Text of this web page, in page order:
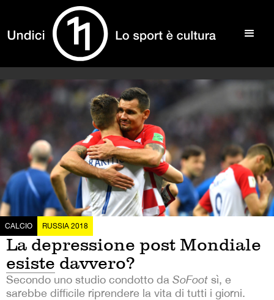
CALCIO RUSSIA 2018
La depressione post Mondiale
esiste davvero?
Secondo uno studio condotto da SoFoot sì, e
sarebbe difficile riprendere la vita di tutti i giorni.